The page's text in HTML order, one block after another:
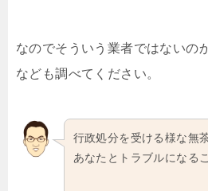
なのでそういう業者ではないの
なども調べてください。
行政処分を受ける様な無
あなたとトラブルになる